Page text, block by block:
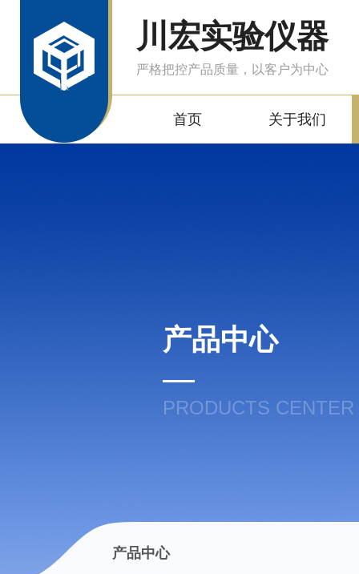
川宏实验仪器
严格把控产品质量，以客户为中心
首页 关于我们
产品中心
PRODUCTS CENTER
产品中心